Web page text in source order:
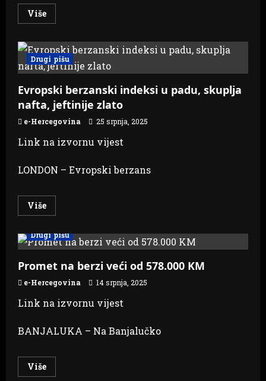
VišeRead
more
na
berzi
47.588
KM
Drugi pišu
Evropski berzanski indeksi u padu, skuplja
nafta, jeftinije zlato
e-Hercegovina 25 srpnja, 2025
Link na izvornu vijest
LONDON – Evropski berzans
VišeRead
more
berzanski
indeksi
padu,
skuplja
nafta,
jeftinije
zlato
Drugi pišu
Promet na berzi veći od 578.000 KM
e-Hercegovina 14 srpnja, 2025
Link na izvornu vijest
BANJALUKA – Na Banjalučko
VišeRead
more